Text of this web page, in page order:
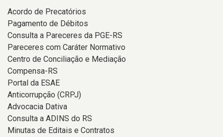
Acordo de Precatórios
Pagamento de Débitos
Consulta a Pareceres da PGE-RS
Pareceres com Caráter Normativo
Centro de Conciliação e Mediação
Compensa-RS
Portal da ESAE
Anticorrupção (CRPJ)
Advocacia Dativa
Consulta a ADINS do RS
Minutas de Editais e Contratos